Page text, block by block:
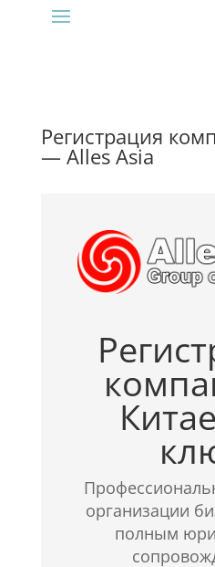
Регистрация
— Alles Asia
организации
полным